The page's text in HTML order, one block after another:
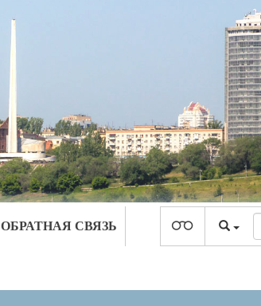
ОБРАТНАЯ СВЯЗЬ